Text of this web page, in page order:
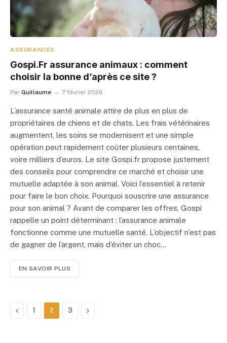
ASSURANCES
Gospi.Fr assurance animaux : comment
choisir la bonne d’après ce site ?
Par Guillaume 7 février 2026
L’assurance santé animale attire de plus en plus de
propriétaires de chiens et de chats. Les frais vétérinaires
augmentent, les soins se modernisent et une simple
opération peut rapidement coûter plusieurs centaines,
voire milliers d’euros. Le site Gospi.fr propose justement
des conseils pour comprendre ce marché et choisir une
mutuelle adaptée à son animal. Voici l’essentiel à retenir
pour faire le bon choix. Pourquoi souscrire une assurance
pour son animal ? Avant de comparer les offres, Gospi
rappelle un point déterminant : l’assurance animale
fonctionne comme une mutuelle santé. L’objectif n’est pas
de gagner de l’argent, mais d’éviter un choc…
EN SAVOIR PLUS
Précédent
1 2 3 Suivant